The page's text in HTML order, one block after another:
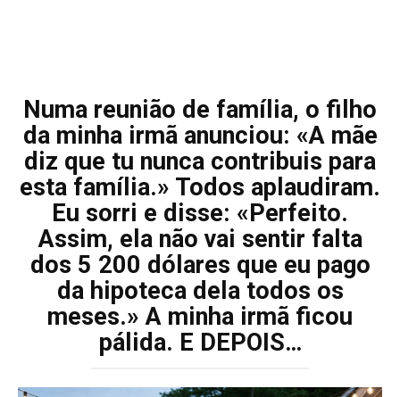
Numa reunião de família, o filho
da minha irmã anunciou: «A mãe
diz que tu nunca contribuis para
esta família.» Todos aplaudiram.
Eu sorri e disse: «Perfeito.
Assim, ela não vai sentir falta
dos 5 200 dólares que eu pago
da hipoteca dela todos os
meses.» A minha irmã ficou
pálida. E DEPOIS…